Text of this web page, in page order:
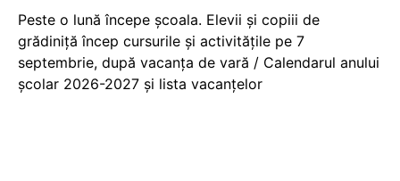
Peste o lună începe școala. Elevii și copiii de
grădiniță încep cursurile și activitățile pe 7
septembrie, după vacanța de vară / Calendarul anului
școlar 2026-2027 și lista vacanțelor